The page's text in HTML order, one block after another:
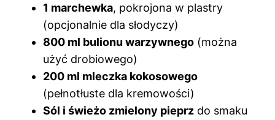
1 marchewka, pokrojona w plastry
(opcjonalnie dla słodyczy)
800 ml bulionu warzywnego (można
użyć drobiowego)
200 ml mleczka kokosowego
(pełnotłuste dla kremowości)
Sól i świeżo zmielony pieprz do smaku